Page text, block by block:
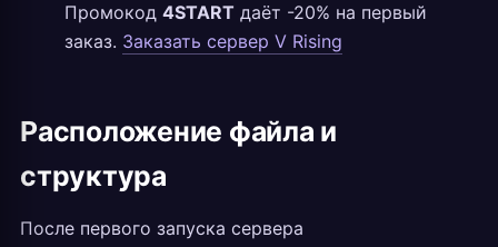
Промокод 4START даёт -20% на первый
заказ. Заказать сервер V Rising
Расположение файла и
структура
После первого запуска сервера